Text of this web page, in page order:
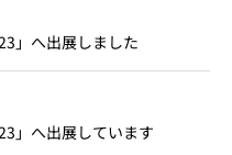
」へ出展しました
」へ出展しています